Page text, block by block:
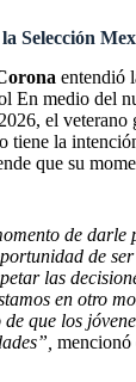
Selección
entendió
En medio del
el veterano
tiene la
que su
de darle
de
las
en otro
que los
mencionó